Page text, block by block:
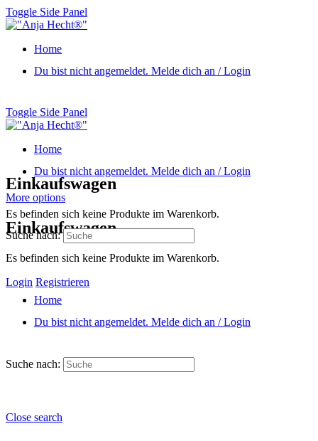
Toggle Side Panel
Home
Du bist nicht angemeldet. Melde dich an / Login
Toggle Side Panel
Home
Du bist nicht angemeldet. Melde dich an / Login
More options
Einkaufswagen
Es befinden sich keine Produkte im Warenkorb.
Login Registrieren
Einkaufswagen
Es befinden sich keine Produkte im Warenkorb.
Suche nach:
Home
Du bist nicht angemeldet. Melde dich an / Login
Suche nach:
Close search